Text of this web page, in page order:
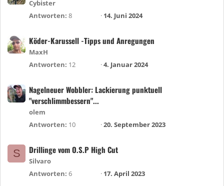
Cybister
Antworten 8 14. Juni 2024
Köder-Karussell -Tipps und Anregungen
MaxH
Antworten 12 4. Januar 2024
Nagelneuer Wobbler: Lackierung punktuell
"verschlimmbessern"...
olem
Antworten 10 20. September 2023
S Drillinge vom O.S.P High Cut
Silvaro
Antworten 6 17. April 2023